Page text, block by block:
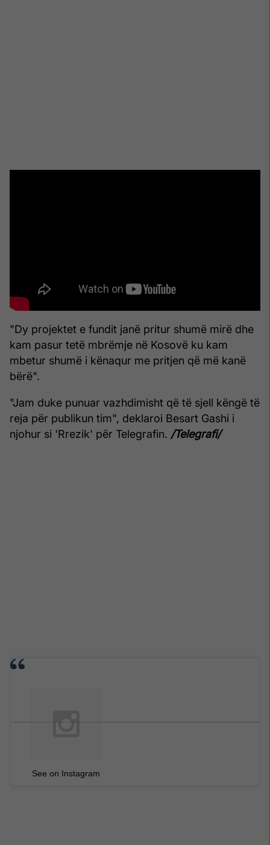
"Dy projektet e fundit janë pritur shumë mirë dhe
kam pasur tetë mbrëmje në Kosovë ku kam
mbetur shumë i kënaqur me pritjen që më kanë
bërë".
"Jam duke punuar vazhdimisht që të sjell këngë të
reja për publikun tim", deklaroi Besart Gashi i
njohur si 'Rrezik' për Telegrafin. /Telegrafi/
See on Instagram